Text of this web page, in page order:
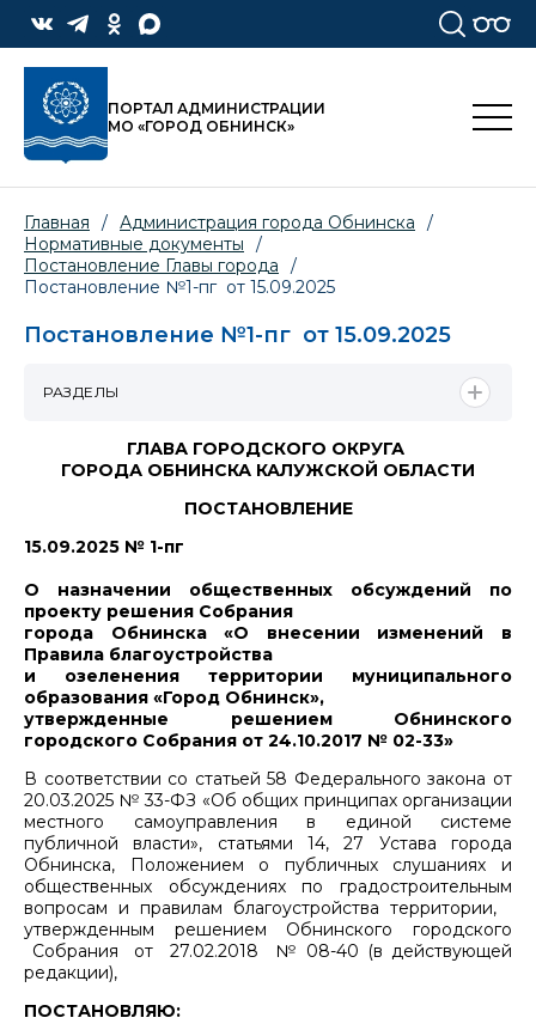
ПОРТАЛ АДМИНИСТРАЦИИ
МО «ГОРОД ОБНИНСК»
Главная / Администрация города Обнинска
/
Нормативные документы
/
Постановление Главы города
/
Постановление №1-пг от 15.09.2025
Постановление №1-пг от 15.09.2025
ГЛАВА ГОРОДСКОГО ОКРУГА
ГОРОДА ОБНИНСКА КАЛУЖСКОЙ ОБЛАСТИ
ПОСТАНОВЛЕНИЕ
15.09.2025 № 1-пг
О назначении общественных обсуждений по
проекту решения Собрания
города Обнинска «О внесении изменений в
Правила благоустройства
и озеленения территории муниципального
образования «Город Обнинск»,
утвержденные решением Обнинского
городского Собрания от 24.10.2017 № 02-33»
В соответствии со статьей 58 Федерального закона от
20.03.2025 № 33-ФЗ «Об общих принципах организации
местного самоуправления в единой системе
публичной власти», статьями 14, 27 Устава города
Обнинска, Положением о публичных слушаниях и
общественных обсуждениях по градостроительным
вопросам и правилам благоустройства территории,
утвержденным решением Обнинского городского
Собрания от 27.02.2018 № 08-40 (в действующей
редакции),
ПОСТАНОВЛЯЮ:
РАЗДЕЛЫ